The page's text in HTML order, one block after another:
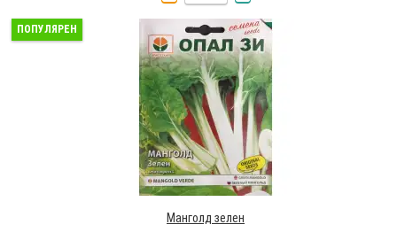
ПОПУЛЯРЕН
Манголд зелен